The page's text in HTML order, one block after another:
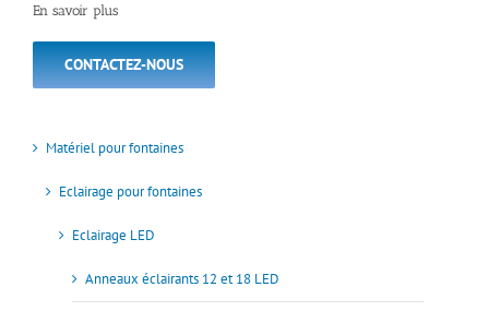
En savoir plus
CONTACTEZ-NOUS
Matériel pour fontaines
Eclairage pour fontaines
Eclairage LED
Anneaux éclairants 12 et 18 LED